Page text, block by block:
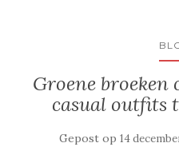
Groene broeken
casual outfits
Gepost op 14